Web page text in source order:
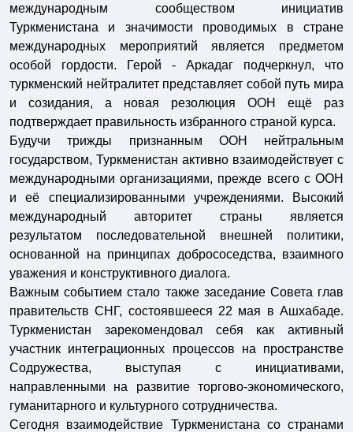
международным сообществом инициатив
Туркменистана и значимости проводимых в стране
международных мероприятий является предметом
особой гордости. Герой - Аркадаг подчеркнул, что
туркменский нейтралитет представляет собой путь мира
и созидания, а новая резолюция ООН ещё раз
подтверждает правильность избранного страной курса.
Будучи трижды признанным ООН нейтральным
государством, Туркменистан активно взаимодействует с
международными организациями, прежде всего с ООН
и её специализированными учреждениями. Высокий
международный авторитет страны является
результатом последовательной внешней политики,
основанной на принципах добрососедства, взаимного
уважения и конструктивного диалога.
Важным событием стало также заседание Совета глав
правительств СНГ, состоявшееся 22 мая в Ашхабаде.
Туркменистан зарекомендовал себя как активный
участник интеграционных процессов на пространстве
Содружества, выступая с инициативами,
направленными на развитие торгово-экономического,
гуманитарного и культурного сотрудничества.
Сегодня взаимодействие Туркменистана со странами